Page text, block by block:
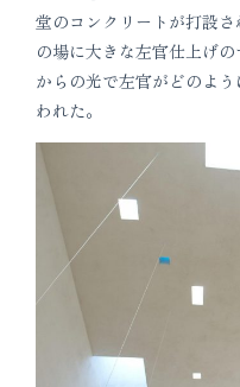
堂のコンクリートが打設
の場に大きな左官仕上げ
からの光で左官がどのよ
われた。